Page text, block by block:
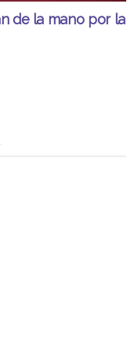
de la mano por la